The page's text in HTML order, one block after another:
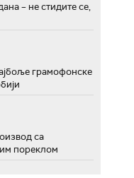
– не стидите се,
грамофонске
са
пореклом